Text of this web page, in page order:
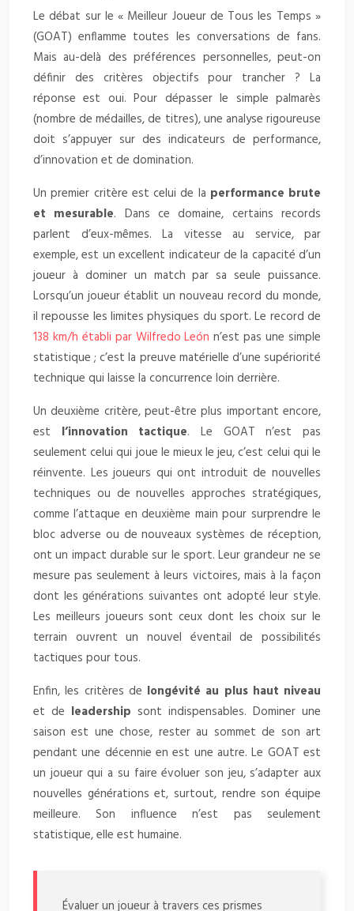
Le débat sur le « Meilleur Joueur de Tous les Temps »
(GOAT) enflamme toutes les conversations de fans.
Mais au-delà des préférences personnelles, peut-on
définir des critères objectifs pour trancher ? La
réponse est oui. Pour dépasser le simple palmarès
(nombre de médailles, de titres), une analyse rigoureuse
doit s’appuyer sur des indicateurs de performance,
d’innovation et de domination.
Un premier critère est celui de la performance brute
et mesurable. Dans ce domaine, certains records
parlent d’eux-mêmes. La vitesse au service, par
exemple, est un excellent indicateur de la capacité d’un
joueur à dominer un match par sa seule puissance.
Lorsqu’un joueur établit un nouveau record du monde,
il repousse les limites physiques du sport. Le record de
138 km/h établi par Wilfredo León n’est pas une simple
statistique ; c’est la preuve matérielle d’une supériorité
technique qui laisse la concurrence loin derrière.
Un deuxième critère, peut-être plus important encore,
est l’innovation tactique. Le GOAT n’est pas
seulement celui qui joue le mieux le jeu, c’est celui qui le
réinvente. Les joueurs qui ont introduit de nouvelles
techniques ou de nouvelles approches stratégiques,
comme l’attaque en deuxième main pour surprendre le
bloc adverse ou de nouveaux systèmes de réception,
ont un impact durable sur le sport. Leur grandeur ne se
mesure pas seulement à leurs victoires, mais à la façon
dont les générations suivantes ont adopté leur style.
Les meilleurs joueurs sont ceux dont les choix sur le
terrain ouvrent un nouvel éventail de possibilités
tactiques pour tous.
Enfin, les critères de longévité au plus haut niveau
et de leadership sont indispensables. Dominer une
saison est une chose, rester au sommet de son art
pendant une décennie en est une autre. Le GOAT est
un joueur qui a su faire évoluer son jeu, s’adapter aux
nouvelles générations et, surtout, rendre son équipe
meilleure. Son influence n’est pas seulement
statistique, elle est humaine.
Évaluer un joueur à travers ces prismes